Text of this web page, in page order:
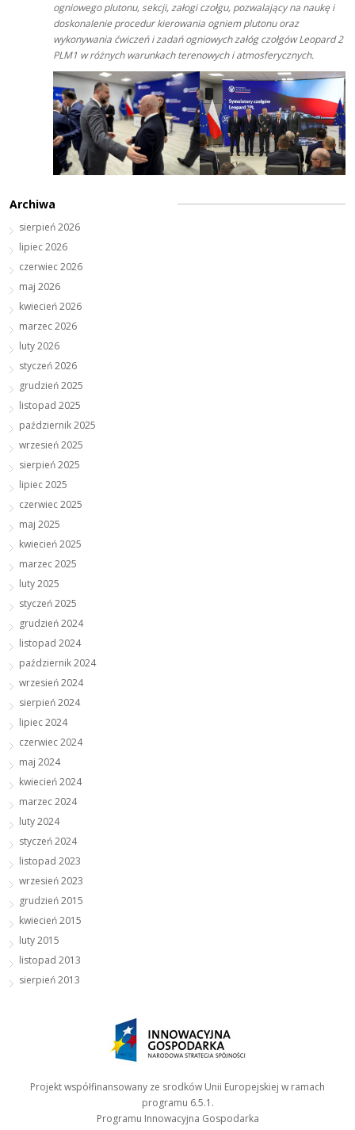
ogniowego plutonu, sekcji, załogi czołgu, pozwalający na naukę i
doskonalenie procedur kierowania ogniem plutonu oraz
wykonywania ćwiczeń i zadań ogniowych załóg czołgów Leopard 2
PLM1 w różnych warunkach terenowych i atmosferycznych.
Archiwa
sierpień 2026
lipiec 2026
czerwiec 2026
maj 2026
kwiecień 2026
marzec 2026
luty 2026
styczeń 2026
grudzień 2025
listopad 2025
październik 2025
wrzesień 2025
sierpień 2025
lipiec 2025
czerwiec 2025
maj 2025
kwiecień 2025
marzec 2025
luty 2025
styczeń 2025
grudzień 2024
listopad 2024
październik 2024
wrzesień 2024
sierpień 2024
lipiec 2024
czerwiec 2024
maj 2024
kwiecień 2024
marzec 2024
luty 2024
styczeń 2024
listopad 2023
wrzesień 2023
grudzień 2015
kwiecień 2015
luty 2015
listopad 2013
sierpień 2013
Projekt współfinansowany ze srodków Unii Europejskiej w ramach
programu 6.5.1.
Programu Innowacyjna Gospodarka